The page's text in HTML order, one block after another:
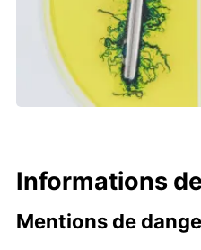
Informations
Mentions de